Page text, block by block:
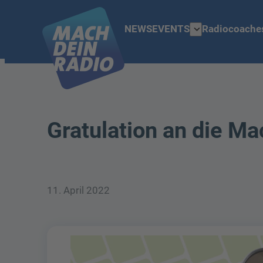
NEWSEVENTS expand_more
Gratulation an die
11. April 2022